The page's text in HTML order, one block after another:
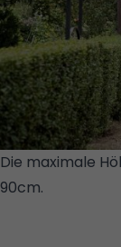
Die maximale
90cm.